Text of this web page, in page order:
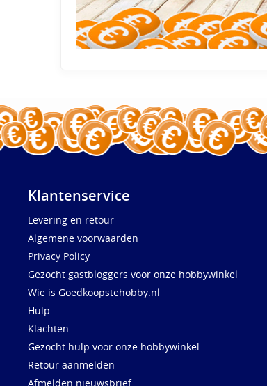
Klantenservice
Levering en retour
Algemene voorwaarden
Privacy Policy
Gezocht gastbloggers voor onze hobbywinkel
Wie is Goedkoopstehobby.nl
Hulp
Klachten
Gezocht hulp voor onze hobbywinkel
Retour aanmelden
Afmelden nieuwsbrief